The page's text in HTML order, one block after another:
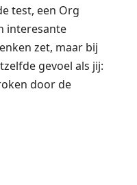
test, een Org
interesante
zet, maar bij
gevoel als jij:
door de